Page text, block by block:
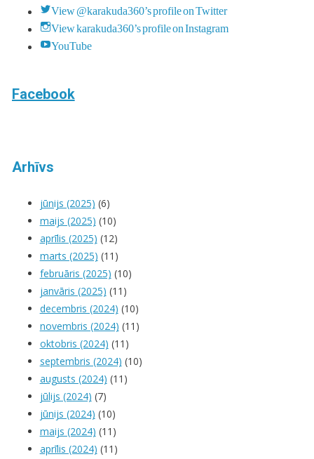
View @karakuda360’s profile on Twitter
View karakuda360’s profile on Instagram
YouTube
Facebook
Arhīvs
jūnijs (2025) (6)
maijs (2025) (10)
aprīlis (2025) (12)
marts (2025) (11)
februāris (2025) (10)
janvāris (2025) (11)
decembris (2024) (10)
novembris (2024) (11)
oktobris (2024) (11)
septembris (2024) (10)
augusts (2024) (11)
jūlijs (2024) (7)
jūnijs (2024) (10)
maijs (2024) (11)
aprīlis (2024) (11)